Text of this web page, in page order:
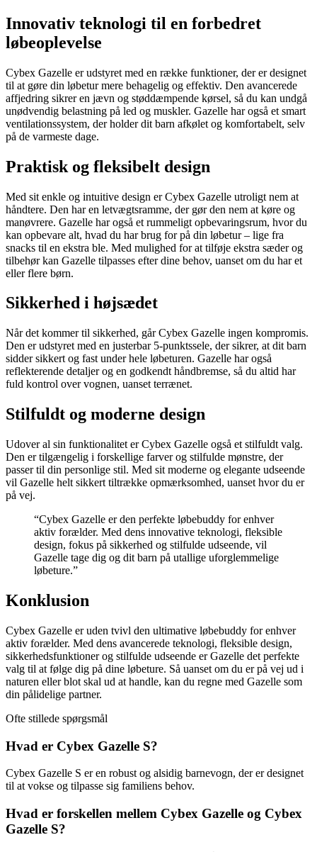
Innovativ teknologi til en forbedret
løbeoplevelse
Cybex Gazelle er udstyret med en række funktioner, der er designet
til at gøre din løbetur mere behagelig og effektiv. Den avancerede
affjedring sikrer en jævn og støddæmpende kørsel, så du kan undgå
unødvendig belastning på led og muskler. Gazelle har også et smart
ventilationssystem, der holder dit barn afkølet og komfortabelt, selv
på de varmeste dage.
Praktisk og fleksibelt design
Med sit enkle og intuitive design er Cybex Gazelle utroligt nem at
håndtere. Den har en letvægtsramme, der gør den nem at køre og
manøvrere. Gazelle har også et rummeligt opbevaringsrum, hvor du
kan opbevare alt, hvad du har brug for på din løbetur – lige fra
snacks til en ekstra ble. Med mulighed for at tilføje ekstra sæder og
tilbehør kan Gazelle tilpasses efter dine behov, uanset om du har et
eller flere børn.
Sikkerhed i højsædet
Når det kommer til sikkerhed, går Cybex Gazelle ingen kompromis.
Den er udstyret med en justerbar 5-punktssele, der sikrer, at dit barn
sidder sikkert og fast under hele løbeturen. Gazelle har også
reflekterende detaljer og en godkendt håndbremse, så du altid har
fuld kontrol over vognen, uanset terrænet.
Stilfuldt og moderne design
Udover al sin funktionalitet er Cybex Gazelle også et stilfuldt valg.
Den er tilgængelig i forskellige farver og stilfulde mønstre, der
passer til din personlige stil. Med sit moderne og elegante udseende
vil Gazelle helt sikkert tiltrække opmærksomhed, uanset hvor du er
på vej.
“Cybex Gazelle er den perfekte løbebuddy for enhver
aktiv forælder. Med dens innovative teknologi, fleksible
design, fokus på sikkerhed og stilfulde udseende, vil
Gazelle tage dig og dit barn på utallige uforglemmelige
løbeture.”
Konklusion
Cybex Gazelle er uden tvivl den ultimative løbebuddy for enhver
aktiv forælder. Med dens avancerede teknologi, fleksible design,
sikkerhedsfunktioner og stilfulde udseende er Gazelle det perfekte
valg til at følge dig på dine løbeture. Så uanset om du er på vej ud i
naturen eller blot skal ud at handle, kan du regne med Gazelle som
din pålidelige partner.
Ofte stillede spørgsmål
Hvad er Cybex Gazelle S?
Cybex Gazelle S er en robust og alsidig barnevogn, der er designet
til at vokse og tilpasse sig familiens behov.
Hvad er forskellen mellem Cybex Gazelle og Cybex
Gazelle S?